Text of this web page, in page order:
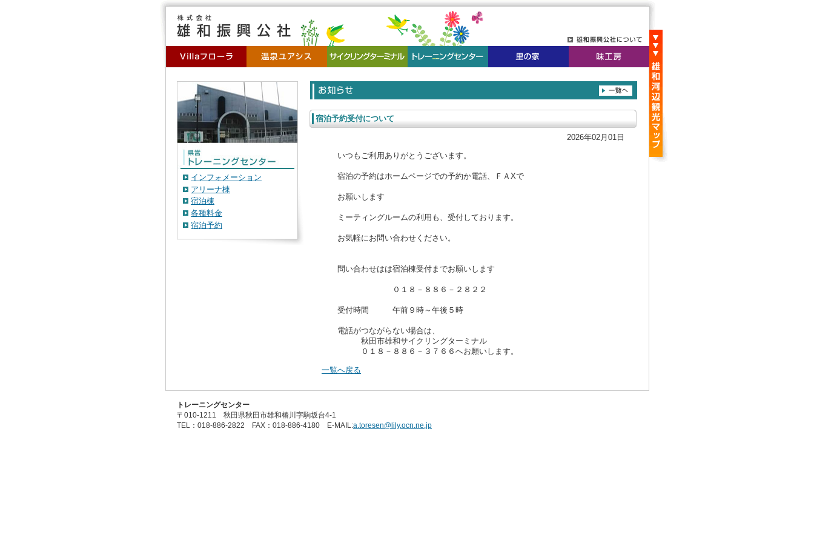
宿泊予約受付について
2026年02月01日
いつもご利用ありがとうございます。
宿泊の予約はホームページでの予約か電話、ＦＡXで
お願いします
ミーティングルームの利用も、受付しております。
お気軽にお問い合わせください。
問い合わせはは宿泊棟受付までお願いします
０１８－８８６－２８２２
受付時間 午前９時～午後５時
電話がつながらない場合は、
秋田市雄和サイクリングターミナル
０１８－８８６－３７６６へお願いします。
一覧へ戻る
インフォメーション
アリーナ棟
宿泊棟
各種料金
宿泊予約
トレーニングセンター
〒010-1211 秋田県秋田市雄和椿川字駒坂台4-1
TEL：018-886-2822 FAX：018-886-4180 E-MAIL:a.toresen@lily.ocn.ne.jp